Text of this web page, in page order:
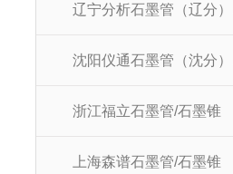
浙江福立石墨管/石墨锥
上海森谱石墨管/石墨锥